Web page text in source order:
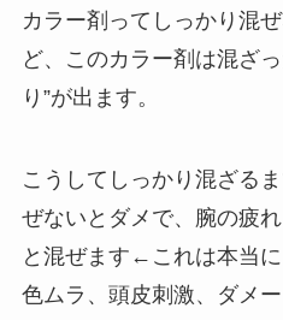
カラー剤ってしっかり混
ど、このカラー剤は混ざ
り”が出ます。
こうしてしっかり混ざる
ぜないとダメで、腕の疲
と混ぜます←これは本当
色ムラ、頭皮刺激、ダメ